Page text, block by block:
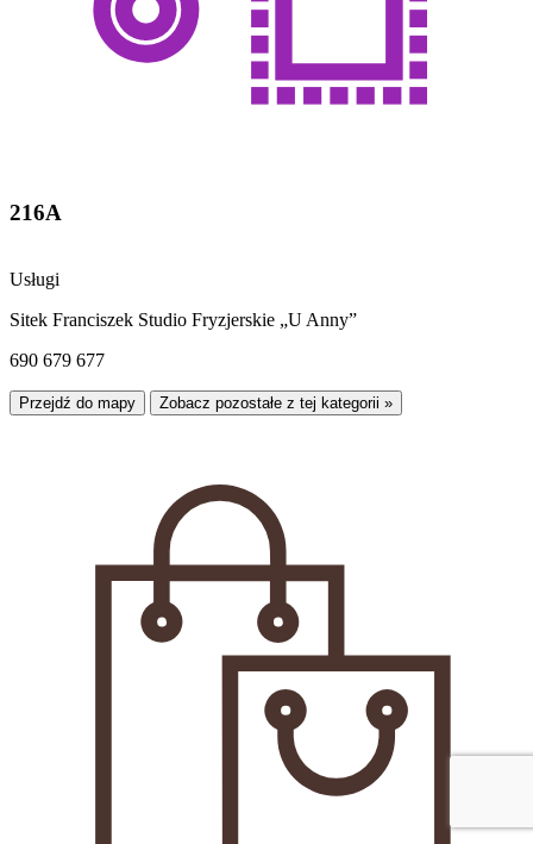
216A
Usługi
Sitek Franciszek Studio Fryzjerskie „U Anny”
690 679 677
Przejdź do mapy Zobacz pozostałe z tej kategorii »